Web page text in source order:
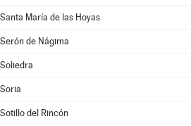
Santa María de las Hoyas
Serón de Nágima
Soliedra
Soria
Sotillo del Rincón